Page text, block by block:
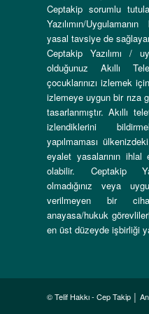
Ceptakip sorumlu
Yazılımın/
yasal tavsiye de
Ceptakip Yazılımı /
olduğunuz Akıllı
çocuklarınızı izlemek
izlemeye uygun bir rıza
tasarlanmıştır. Akıllı
izlendiklerini
yapılmaması
eyalet yasalarının ihlal
olabilir. Ceptakip
olmadığınız veya
verilmeyen bir
anayasa/hukuk
en üst düzeyde işbirliği
© Telif Hakkı - Cep Takip │